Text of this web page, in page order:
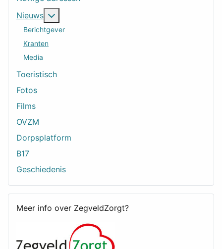
Nieuws
Berichtgever
Kranten
Media
Toeristisch
Fotos
Films
OVZM
Dorpsplatform
B17
Geschiedenis
Meer info over ZegveldZorgt?